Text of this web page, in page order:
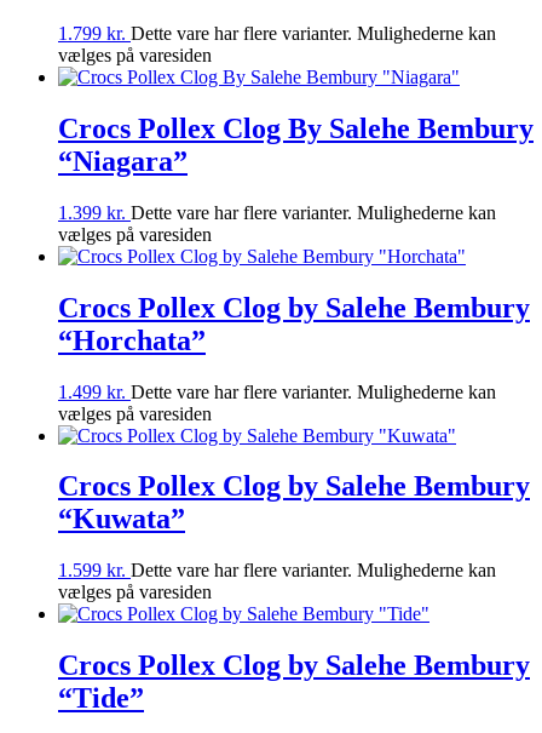
1.799 kr. Dette vare har flere varianter. Mulighederne kan
vælges på varesiden
Crocs Pollex Clog By Salehe Bembury
“Niagara”
1.399 kr. Dette vare har flere varianter. Mulighederne kan
vælges på varesiden
Crocs Pollex Clog by Salehe Bembury
“Horchata”
1.499 kr. Dette vare har flere varianter. Mulighederne kan
vælges på varesiden
Crocs Pollex Clog by Salehe Bembury
“Kuwata”
1.599 kr. Dette vare har flere varianter. Mulighederne kan
vælges på varesiden
Crocs Pollex Clog by Salehe Bembury
“Tide”